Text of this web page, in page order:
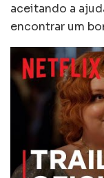
aceitando a
encontrar um